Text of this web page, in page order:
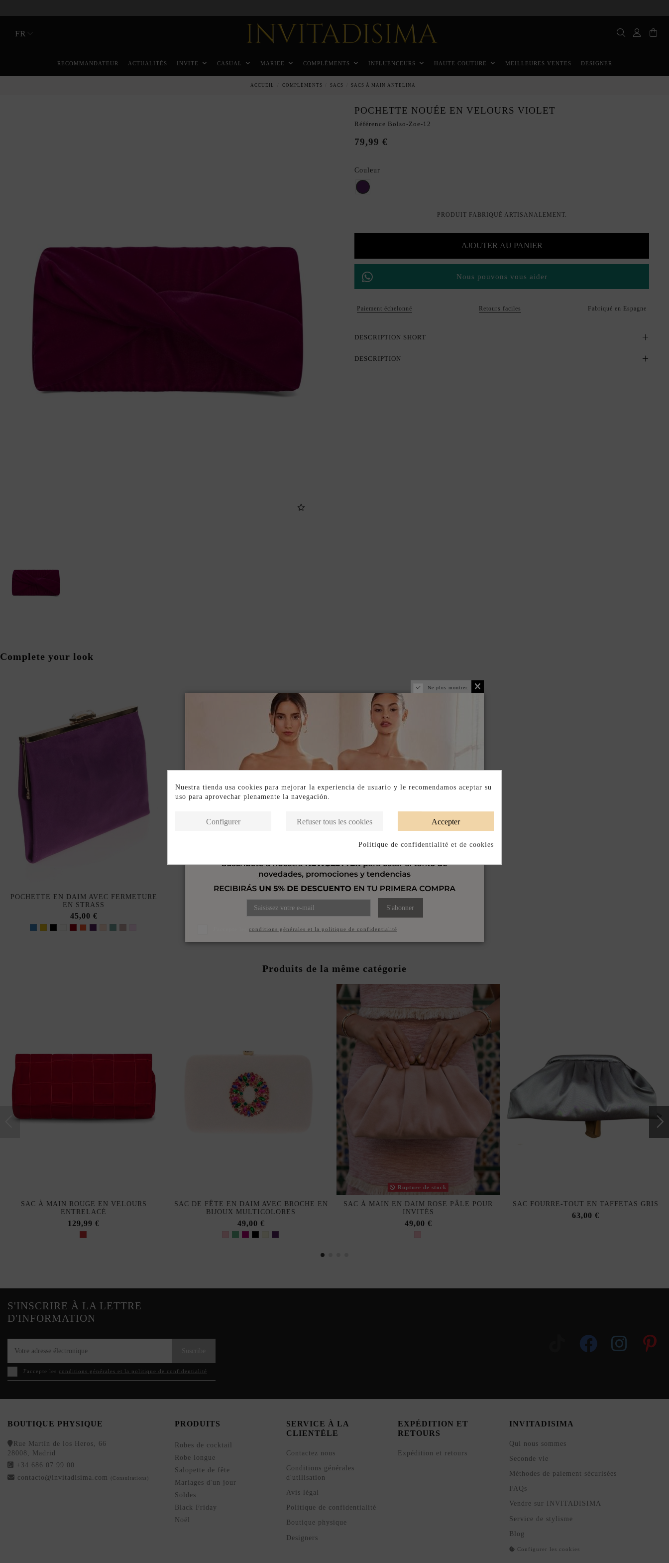
FR
RECOMMANDATEUR ACTUALITÉS INVITE CASUAL MARIEE COMPLÉMENTS INFLUENCEURS HAUTE COUTURE MEILLEURES VENTES DESIGNER
ACCUEIL COMPLÉMENTS SACS SACS À MAIN ANTELINA
POCHETTE NOUÉE EN VELOURS VIOLET
Référence Bolso-Zoe-12
79,99 €
Couleur
Pourpre
PRODUIT FABRIQUÉ ARTISANALEMENT.
AJOUTER AU PANIER
Nous pouvons vous aider
Paiement échelonné Retours faciles Fabriqué en Espagne
DESCRIPTION SHORT
DESCRIPTION
Complete your look
POCHETTE EN DAIM AVEC FERMETURE
EN STRASS
45,00 €
VELOURS DE SOIE
49,99 €
Produits de la même catégorie
SAC À MAIN ROUGE EN VELOURS
ENTRELACÉ
129,99 €
SAC DE FÊTE EN DAIM AVEC BROCHE EN
BIJOUX MULTICOLORES
49,00 €
Rupture de stock
SAC À MAIN EN DAIM ROSE PÂLE POUR
INVITÉS
49,00 €
SAC FOURRE-TOUT EN TAFFETAS GRIS
63,00 €
S'INSCRIRE À LA LETTRE
D'INFORMATION
J'accepte les conditions générales et la politique de confidentialité
BOUTIQUE PHYSIQUE
Rue Martín de los Heros, 66
28008, Madrid
+34 686 07 99 00
contacto@invitadisima.com
(Consultations)
PRODUITS
Robes de cocktail
Robe longue
Salopette de fête
Mariages d'un jour
Soldes
Black Friday
Noël
SERVICE À LA
CLIENTÈLE
Contactez nous
Conditions générales
d'utilisation
Avis légal
Politique de confidentialité
Boutique physique
Designers
EXPÉDITION ET
RETOURS
Expédition et retours
INVITADISIMA
Qui nous sommes
Seconde vie
Méthodes de paiement sécurisées
FAQs
Vendre sur INVITADISIMA
Service de stylisme
Blog
Configurer les cookies
Ne plus montrer.
S'abonner
conditions générales et la politique de confidentialité
Nuestra tienda usa cookies para mejorar la experiencia de usuario y le recomendamos aceptar su
uso para aprovechar plenamente la navegación.
Accepter
Refuser tous les cookies
Configurer
Politique de confidentialité et de cookies